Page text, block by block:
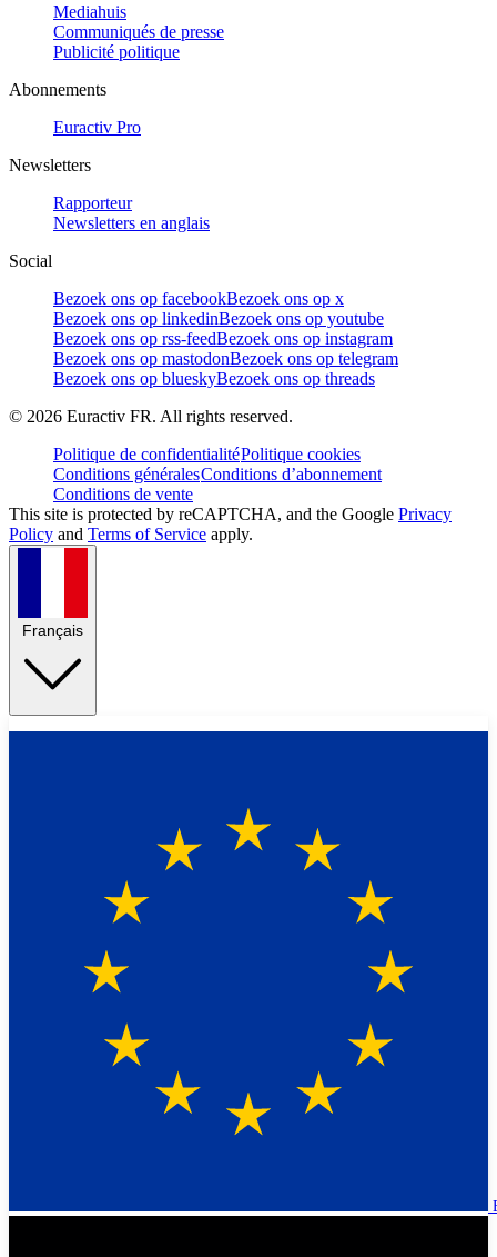
Mediahuis
Communiqués de presse
Publicité politique
Abonnements
Euractiv Pro
Newsletters
Rapporteur
Newsletters en anglais
Social
Bezoek ons op facebookBezoek ons op x
Bezoek ons op linkedinBezoek ons op youtube
Bezoek ons op rss-feedBezoek ons op instagram
Bezoek ons op mastodonBezoek ons op telegram
Bezoek ons op blueskyBezoek ons op threads
© 2026 Euractiv FR. All rights reserved.
Politique de confidentialitéPolitique cookies
Conditions généralesConditions d’abonnement
Conditions de vente
This site is protected by reCAPTCHA, and the Google Privacy
Policy and Terms of Service apply.
Français